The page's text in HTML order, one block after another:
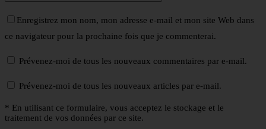
Enregistrez mon nom, mon adresse e-mail et mon site Web dans
ce navigateur pour la prochaine fois que je commenterai.
Prévenez-moi de tous les nouveaux commentaires par e-mail.
Prévenez-moi de tous les nouveaux articles par e-mail.
* En utilisant ce formulaire, vous acceptez le stockage et le
traitement de vos données par ce site.